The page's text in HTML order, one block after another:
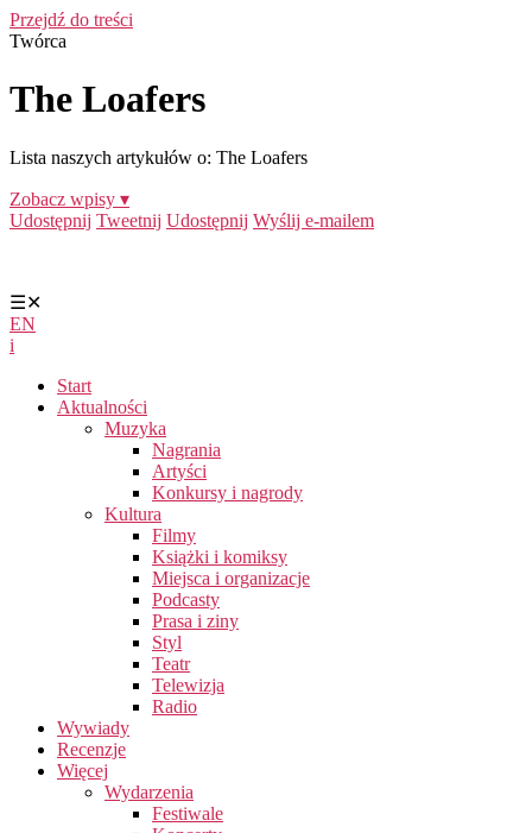
Przejdź do treści
Twórca
The Loafers
Lista naszych artykułów o: The Loafers
Zobacz wpisy ▾
Udostępnij Tweetnij Udostępnij Wyślij e-mailem
☰✕
EN
i
Start
Aktualności
Muzyka
Nagrania
Artyści
Konkursy i nagrody
Kultura
Filmy
Książki i komiksy
Miejsca i organizacje
Podcasty
Prasa i ziny
Styl
Teatr
Telewizja
Radio
Wywiady
Recenzje
Więcej
Wydarzenia
Festiwale